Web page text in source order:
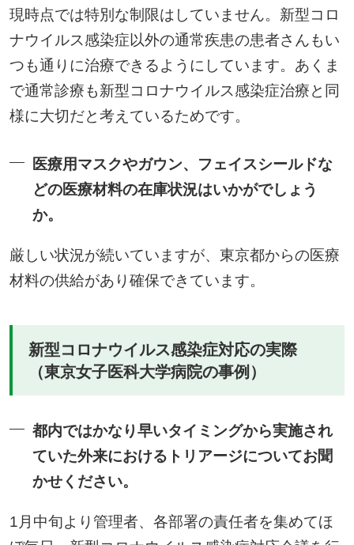
現時点では特別な制限はしていません。新型コロ
ナウイルス感染症以外の通常疾患の患者さんもい
つも通りに治療できるようにしています。あくま
で通常診療も新型コロナウイルス感染症治療と同
様に大切だと考えているためです。
医療用マスクやガウン、フェイスシールドな
どの医療材料の在庫状況はいかがでしょう
か。
厳しい状況が続いていますが、東京都からの医療
材料の供給があり確保できています。
新型コロナウイルス感染症対応の実際
（東京女子医科大学病院の事例）
都内ではかなり早いタイミングから実施され
ていた外来におけるトリアージについてお聞
かせください。
1月中旬より管理者、各部署の責任者を集めてほ